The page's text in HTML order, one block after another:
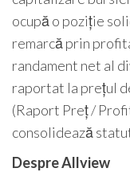
ocupă o poziție
remarcă prin
randament net al
raportat la prețul
(Raport Preț /
consolidează
Despre Allview